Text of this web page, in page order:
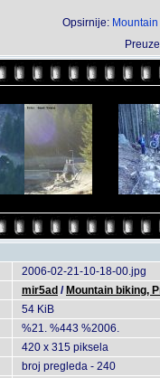
Opsirnije:
2006-02-21-10-18-00.jpg
mir5ad / Mountain biking,
54 KiB
%21. %443 %2006.
420 x 315 piksela
broj pregleda - 240